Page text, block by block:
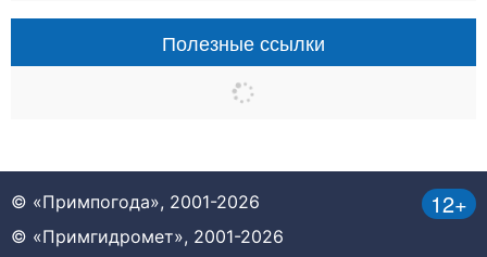
Полезные ссылки
12+
© «Примпогода», 2001-2026
© «Примгидромет», 2001-2026